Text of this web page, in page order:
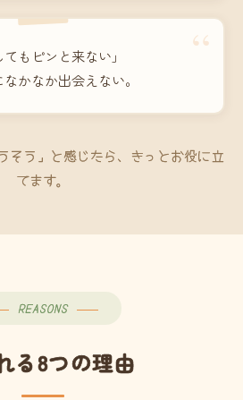
“
もピンと来ない」
かなか出会えない。
そう」と感じたら、きっとお役に立
てます。
REASONS
る8つの理由